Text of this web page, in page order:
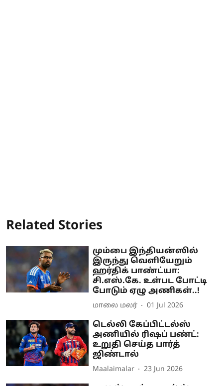
Related Stories
மும்பை இந்தியன்ஸில்
இருந்து வெளியேறும்
ஹர்திக் பாண்ட்யா:
சி.எஸ்.கே. உள்பட போட்டி
போடும் ஏழு அணிகள்..!
மாலை மலர் 01 Jul 2026
டெல்லி கேப்பிட்டல்ஸ்
அணியில் ரிஷப் பண்ட்:
உறுதி செய்த பார்த்
ஜிண்டால்
Maalaimalar 23 Jun 2026